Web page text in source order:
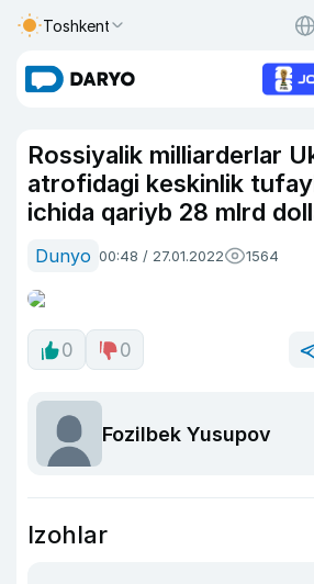
Toshkent
Rossiyalik milliarderlar
atrofidagi keskinlik
ichida qariyb 28 mlrd
Dunyo 00:48 / 27.01.2022 1564
0 0
Fozilbek Yusupov
Izohlar